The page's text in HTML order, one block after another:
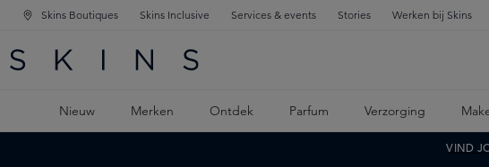
NAVIGATIE
DE HOOFDINHOUD
Skins Boutiques Skins Inclusive Services & events Stories Werken bij Skins
Nieuw Merken Ontdek Parfum Verzorging
VIND